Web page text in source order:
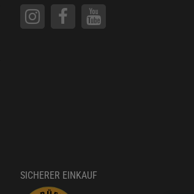
SICHERER EINKAUF